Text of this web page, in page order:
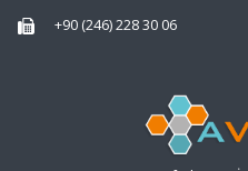
+90 (246) 228 30 06